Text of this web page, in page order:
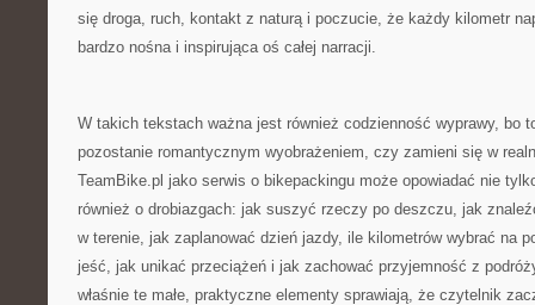
się droga, ruch, kontakt z naturą i poczucie, że każdy kilometr
bardzo nośna i inspirująca oś całej narracji.
W takich tekstach ważna jest również codzienność wyprawy, bo
pozostanie romantycznym wyobrażeniem, czy zamieni się w
TeamBike.pl jako serwis o bikepackingu może opowiadać nie
również o drobiazgach: jak suszyć rzeczy po deszczu, jak
w terenie, jak zaplanować dzień jazdy, ile kilometrów wybrać na
jeść, jak unikać przeciążeń i jak zachować przyjemność z
właśnie te małe, praktyczne elementy sprawiają, że czytelnik